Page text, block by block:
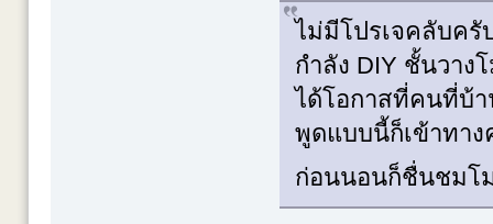
ไม่มีโปรเจคลับครั
กำลัง DIY ชั้นวาง
ได้โอกาสที่คนที่บ้
พูดแบบนี้ก็เข้าทาง
ก่อนนอนก็ชื่นชมโ